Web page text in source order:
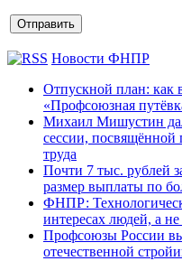
Новости ФНПР
Отпускной план: как
«Профсоюзная
Михаил Мишустин
сессии,
труда
Почти 7 тыс. рублей
размер выплаты по
ФНПР:
интересах людей, а
Профсоюзы России
отечественной